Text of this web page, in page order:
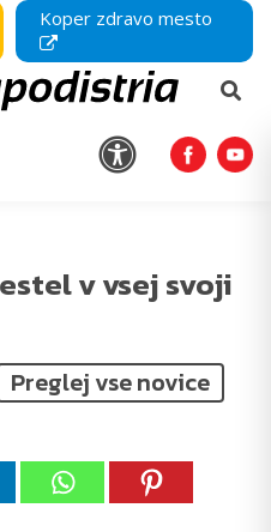
Koper zdravo mesto
v vsej svoji
Preglej vse novice